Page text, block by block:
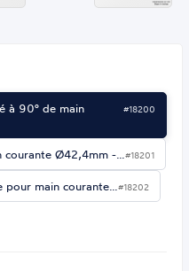
à 90° de main
#18200
courante Ø42,4mm -…#18201
pour main courante…#18202